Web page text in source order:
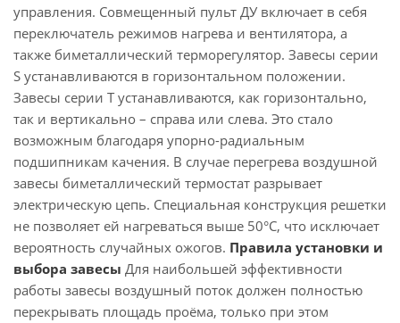
управления. Совмещенный пульт ДУ включает в себя
переключатель режимов нагрева и вентилятора, а
также биметаллический терморегулятор. Завесы серии
S устанавливаются в горизонтальном положении.
Завесы серии T устанавливаются, как горизонтально,
так и вертикально – справа или слева. Это стало
возможным благодаря упорно-радиальным
подшипникам качения. В случае перегрева воздушной
завесы биметаллический термостат разрывает
электрическую цепь. Специальная конструкция решетки
не позволяет ей нагреваться выше 50°С, что исключает
вероятность случайных ожогов. Правила установки и
выбора завесы Для наибольшей эффективности
работы завесы воздушный поток должен полностью
перекрывать площадь проёма, только при этом